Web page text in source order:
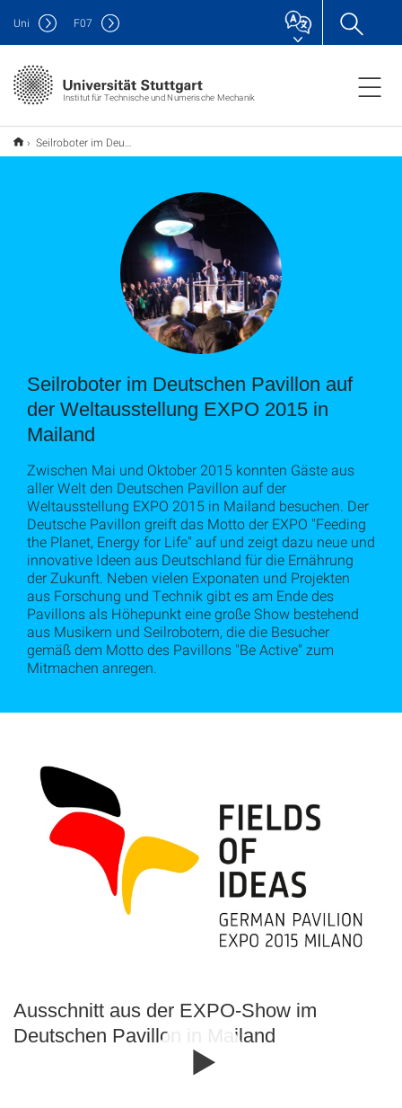
Institut für Technische und Numerische Mechanik
Uni F07
Seilroboter im Deutschen Pavillon auf der Weltausstellung EXPO 2015 in Mailand
Seilroboter im Deutschen Pavillon auf
der Weltausstellung EXPO 2015 in
Mailand
Zwischen Mai und Oktober 2015 konnten Gäste aus
aller Welt den Deutschen Pavillon auf der
Weltausstellung EXPO 2015 in Mailand besuchen. Der
Deutsche Pavillon greift das Motto der EXPO "Feeding
the Planet, Energy for Life" auf und zeigt dazu neue und
innovative Ideen aus Deutschland für die Ernährung
der Zukunft. Neben vielen Exponaten und Projekten
aus Forschung und Technik gibt es am Ende des
Pavillons als Höhepunkt eine große Show bestehend
aus Musikern und Seilrobotern, die die Besucher
gemäß dem Motto des Pavillons "Be Active" zum
Mitmachen anregen.
Ausschnitt aus der EXPO-Show im
Deutschen Pavillon in Mailand